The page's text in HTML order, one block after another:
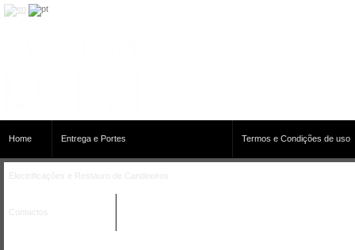
Home Entrega e Portes Termos e Condições de uso
Electrificações e Restauro de Candeeiros
Contactos